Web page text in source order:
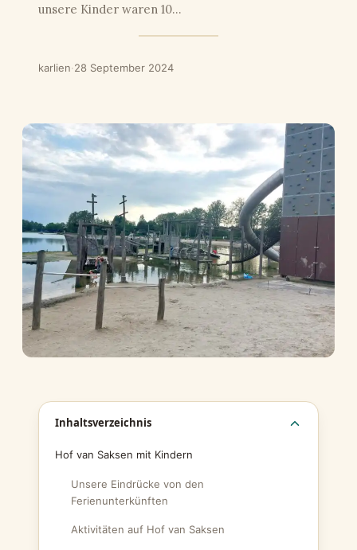
unsere Kinder waren 10…
karlien·28 September 2024
Inhaltsverzeichnis
Hof van Saksen mit Kindern
Unsere Eindrücke von den
Ferienunterkünften
Aktivitäten auf Hof van Saksen